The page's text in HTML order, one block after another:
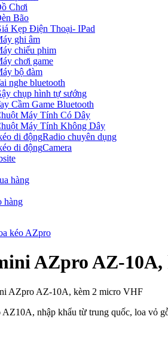
Chơi
Bão
Kẹp Điện Thoại- IPad
ghi âm
chiếu phim
chơi game
bộ đàm
nghe bluetooth
chụp hình tự sướng
Cầm Game Bluetooth
Máy Tính Có Dây
Máy Tính Không Dây
Radio chuyên dụng
Camera
hàng
hàng
kéo AZpro
AZpro AZ-
nhập khẩu từ trung quốc, loa vỏ